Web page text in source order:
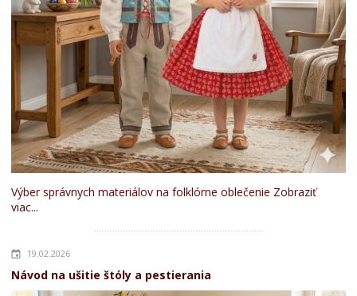
Výber správnych materiálov na folklórne oblečenie Zobraziť
viac...
19.02.2026
Návod na ušitie štóly a pestierania